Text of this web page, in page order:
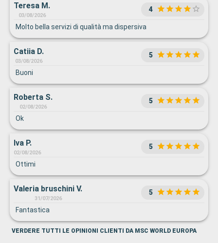
Teresa M.
03/08/2026
4
Molto bella servizi di qualità ma dispersiva
Catiia D.
03/08/2026
5
Buoni
Roberta S.
02/08/2026
5
Ok
Iva P.
02/08/2026
5
Ottimi
Valeria bruschini V.
31/07/2026
5
Fantastica
VERDERE TUTTI LE OPINIONI CLIENTI DA MSC WORLD EUROPA